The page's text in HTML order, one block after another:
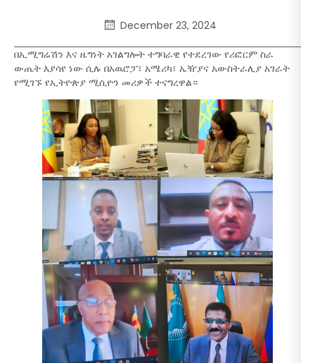
December 23, 2024
በኢሚግሬሽን እና ዜግነት አገልግሎት ተግባራዊ የተደረገው የሪፎርም ስራ
ውጤት እያሳየ ነው ሲሉ በአዉሮፓ፣ አሜሪካ፣ ኤዥያና አውስትራሊያ አገራት
የሚገኙ የኢትዮጵያ ሚሲዮን መሪዎች ተናግረዋል።